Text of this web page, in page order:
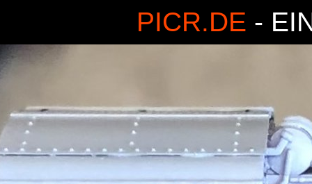
PICR.DE -